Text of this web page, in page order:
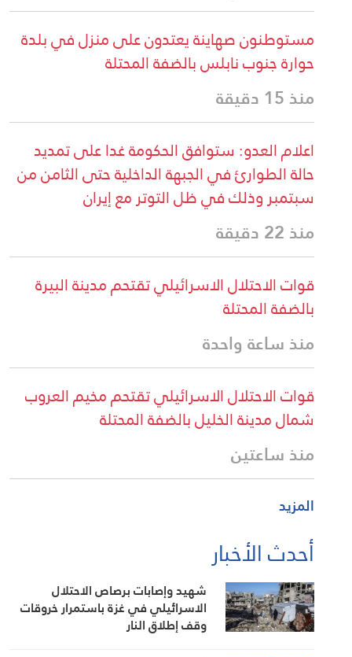
مستوطنون صهاينة يعتدون على منزل في بلدة
حوارة جنوب نابلس بالضفة المحتلة
اعلام العدو: ستوافق الحكومة غدا على تمديد
حالة الطوارئ في الجبهة الداخلية حتى الثامن من
سبتمبر وذلك في ظل التوتر مع إيران
قوات الاحتلال الاسرائيلي تقتحم مدينة البيرة
بالضفة المحتلة
منذ ساعة واحدة
قوات الاحتلال الاسرائيلي تقتحم مخيم العروب
شمال مدينة الخليل بالضفة المحتلة
منذ ساعتين
أحدث الأخبار
شهيد وإصابات برصاص الاحتلال
الاسرائيلي في غزة باستمرار خروقات
وقف إطلاق النار